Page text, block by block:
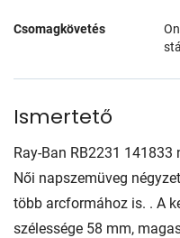
Csomagkövetés
Ismertető
Ray-Ban RB2231 141833
Női napszemüveg
több arcformához is. . A
szélessége 58 mm,